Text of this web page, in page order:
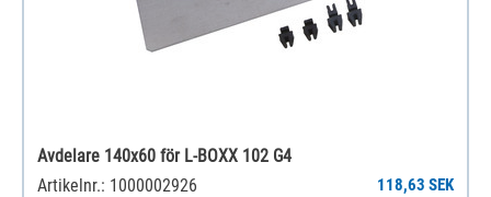
Avdelare 140x60 för L-BOXX 102 G4
Artikelnr.: 1000002926
118,63 SEK